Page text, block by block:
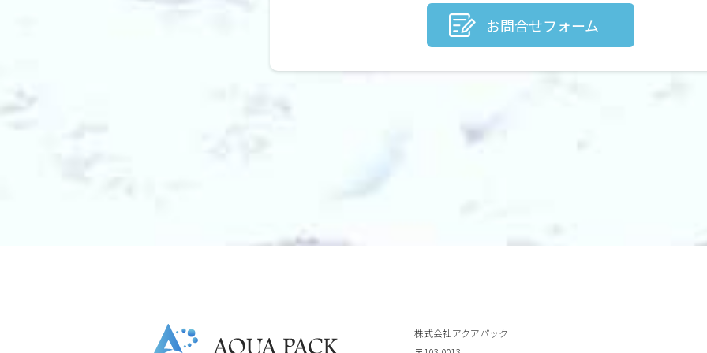
お問合せフォーム
株式会社アクアパック